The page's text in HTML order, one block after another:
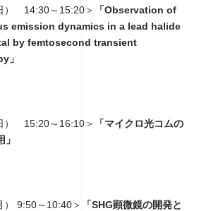
） 14:30～15:20＞
「Observation of
emission dynamics in a lead halide
by femtosecond transient
」
） 15:20～16:10＞
「マイクロ光コムの
） 9:50～10:40＞
「SHG顕微鏡の開発と